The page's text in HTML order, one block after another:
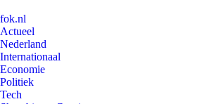
fok.nl
Actueel
Nederland
Internationaal
Economie
Politiek
Tech